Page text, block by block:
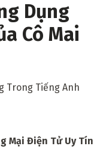
Dụng
Cô Mai
Mại Điện Tử Uy Tín